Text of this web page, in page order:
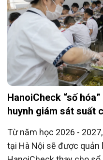
HanoiCheck “số
huynh giám sát suất
Từ năm học 2026 -
tại Hà Nội sẽ được quản